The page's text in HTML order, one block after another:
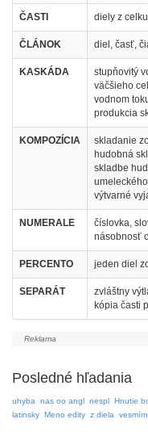
ČASTI diely z celku
ČLÁNOK diel, časť,
KASKÁDA
stupňovitý
väčšieho
vodnom
produkcia
KOMPOZÍCIA
skladanie
hudobná
skladbe
výtvarné
NUMERALE
číslovka,
násobnosť
PERCENTO jeden diel
SEPARÁT
zvláštny
kópia časti
Posledné hľadania
uhyba nas oo angl nespl Hnutie
latinsky Meno edity z diela